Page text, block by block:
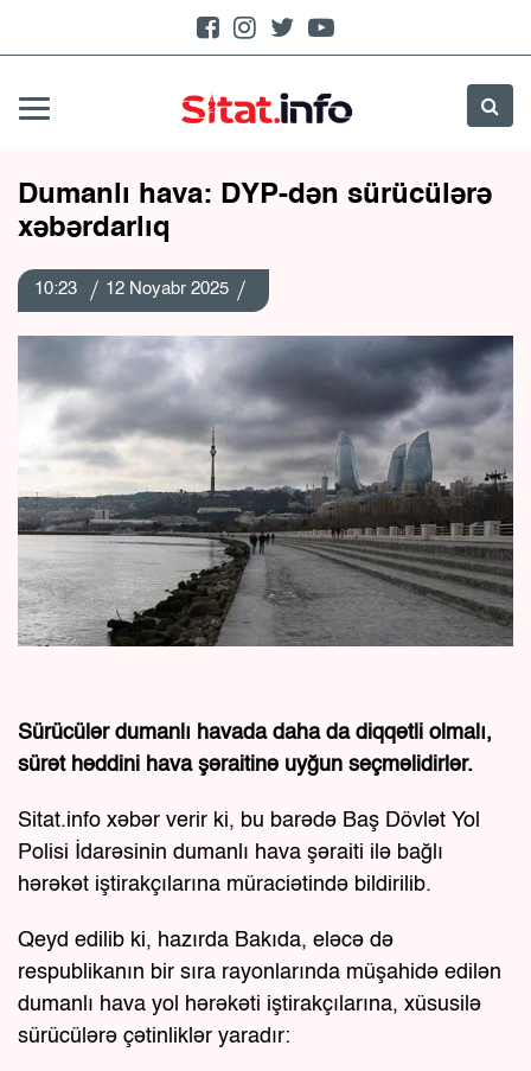
Dumanlı hava: DYP-dən sürücülərə
xəbərdarlıq
10:23 12 Noyabr 2025
Sürücülər dumanlı havada daha da diqqətli olmalı,
sürət həddini hava şəraitinə uyğun seçməlidirlər.
Sitat.info xəbər verir ki, bu barədə Baş Dövlət Yol
Polisi İdarəsinin dumanlı hava şəraiti ilə bağlı
hərəkət iştirakçılarına müraciətində bildirilib.
Qeyd edilib ki, hazırda Bakıda, eləcə də
respublikanın bir sıra rayonlarında müşahidə edilən
dumanlı hava yol hərəkəti iştirakçılarına, xüsusilə
sürücülərə çətinliklər yaradır: